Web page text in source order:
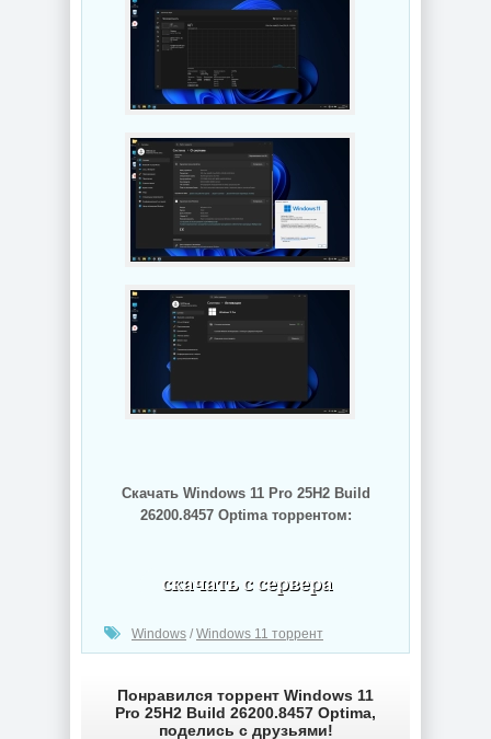
Скачать Windows 11 Pro 25H2 Build
26200.8457 Optima торрентом:
Windows / Windows 11 торрент
Понравился торрент Windows 11
Pro 25H2 Build 26200.8457 Optima,
поделись с друзьями!